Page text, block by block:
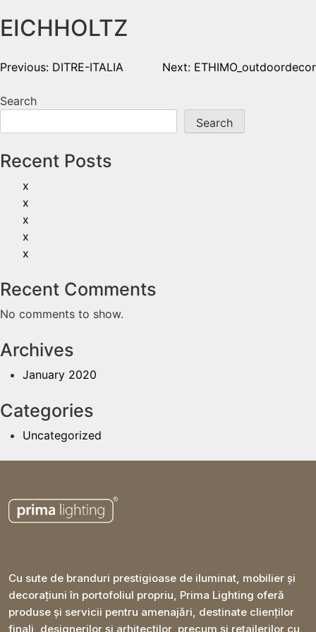
EICHHOLTZ
Previous: DITRE-ITALIA Next: ETHIMO_outdoordecor
Search
Search
Recent Posts
x
x
x
x
x
Recent Comments
No comments to show.
Archives
January 2020
Categories
Uncategorized
Cu sute de branduri prestigioase de iluminat, mobilier și
decorațiuni în portofoliul propriu, Prima Lighting oferă
produse și servicii pentru amenajări, destinate clienților
finali, designerilor și arhitecților, precum și retailerilor cu